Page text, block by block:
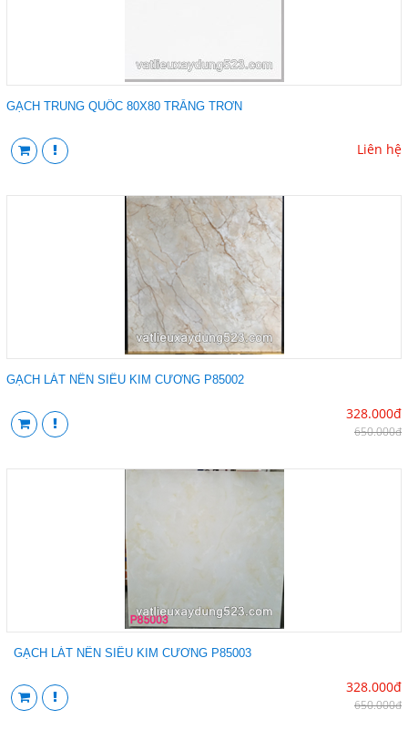
GẠCH TRUNG QUỐC 80X80 TRẮNG TRƠN
Liên hệ
GẠCH LÁT NỀN SIÊU KIM CƯƠNG P85002
328.000đ
650.000đ
GẠCH LÁT NỀN SIÊU KIM CƯƠNG P85003
328.000đ
650.000đ